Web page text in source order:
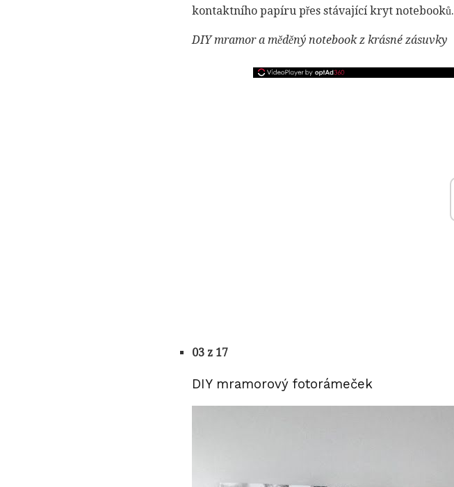
kontaktního papíru přes stávající kryt notebooků.
DIY mramor a měděný notebook z krásné zásuvky
03 z 17
DIY mramorový fotorámeček